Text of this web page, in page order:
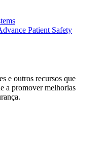
Patient Safety
e outros recursos que
a promover melhorias